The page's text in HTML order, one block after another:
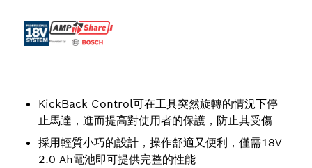
KickBack Control可在工具突然旋轉的情況下停
止馬達，進而提高對使用者的保護，防止其受傷
採用輕質小巧的設計，操作舒適又便利，僅需18V
2.0 Ah電池即可提供完整的性能